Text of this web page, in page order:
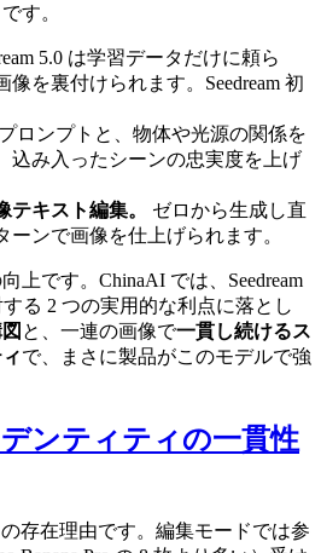
す。
5.0 は学習データだけに頼ら
を裏付けられます。Seedream 初
ロンプトと、物体や光源の関係を
込み入ったシーンの忠実度を上げ
テキスト編集。
ゼロから生成し直
ーンで画像を仕上げられます。
上です。ChinaAI では、Seedream
る 2 つの実用的な利点に落とし
と、一連の画像で一貫し続けるス
で、まさに製品がこのモデルで強
ンティティの一貫性
の存在理由です。編集モードでは参